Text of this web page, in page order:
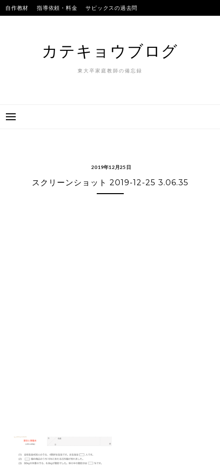
Skip
to
自作教材 指導依頼・料金 サピックスの過去問
カテキョウブログ
東大卒家庭教師の備忘録
2019年12月25日
スクリーンショット 2019-12-25 3.06.35